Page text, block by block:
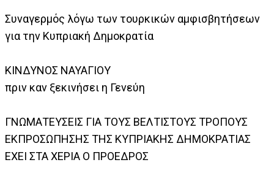
Συναγερμός λόγω των τουρκικών αμφισβητήσεων
για την Κυπριακή Δημοκρατία
ΚΙΝΔΥΝΟΣ ΝΑΥΑΓΙΟΥ
πριν καν ξεκινήσει η Γενεύη
ΓΝΩΜΑΤΕΥΣΕΙΣ ΓΙΑ ΤΟΥΣ ΒΕΛΤΙΣΤΟΥΣ ΤΡΟΠΟΥΣ
ΕΚΠΡΟΣΩΠΗΣΗΣ ΤΗΣ ΚΥΠΡΙΑΚΗΣ ΔΗΜΟΚΡΑΤΙΑΣ
ΕΧΕΙ ΣΤΑ ΧΕΡΙΑ Ο ΠΡΟΕΔΡΟΣ